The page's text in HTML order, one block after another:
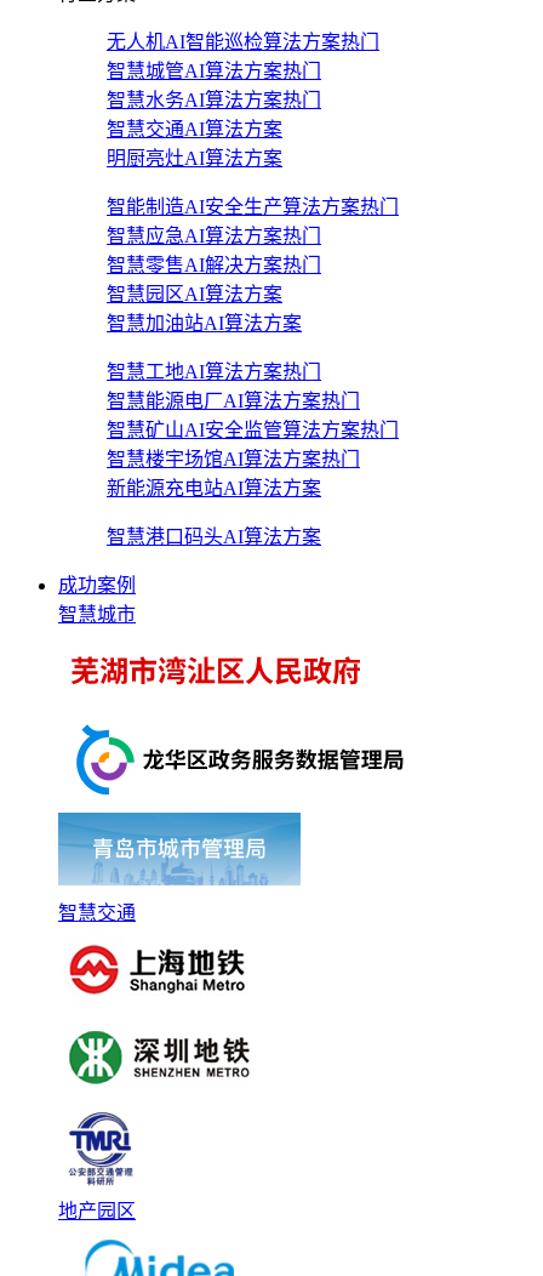
无人机AI智能巡检算法方案热门
智慧城管AI算法方案热门
智慧水务AI算法方案热门
智慧交通AI算法方案
明厨亮灶AI算法方案
智能制造AI安全生产算法方案热门
智慧应急AI算法方案热门
智慧零售AI解决方案热门
智慧园区AI算法方案
智慧加油站AI算法方案
智慧工地AI算法方案热门
智慧能源电厂AI算法方案热门
智慧矿山AI安全监管算法方案热门
智慧楼宇场馆AI算法方案热门
新能源充电站AI算法方案
智慧港口码头AI算法方案
成功案例
智慧城市
智慧交通
地产园区